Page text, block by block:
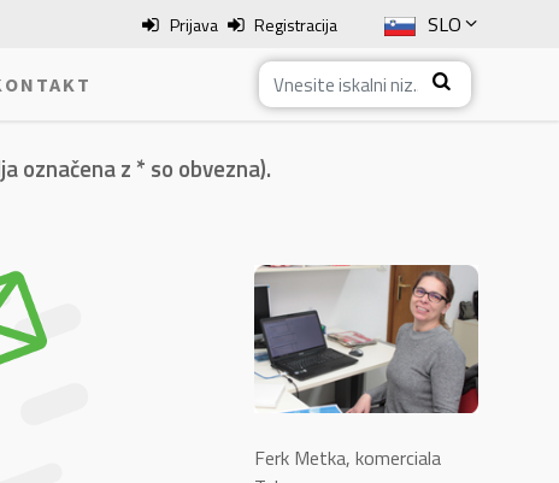
SLO
ENG
BOS
Prijava Registracija
označena z * so obvezna).
Ferk Metka, komerciala